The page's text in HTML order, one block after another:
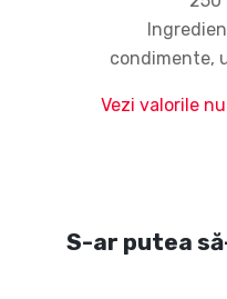
condimente,
Vezi valorile
S-ar putea